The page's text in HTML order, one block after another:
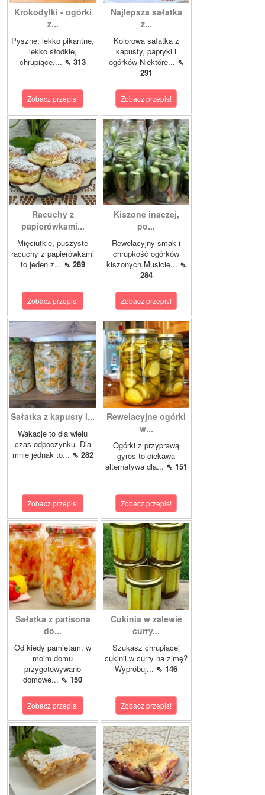
Krokodylki - ogórki
z...
Pyszne, lekko pikantne,
lekko słodkie,
chrupiące,... ⇖ 313
Zobacz przepis!
Najlepsza sałatka
z...
Kolorowa sałatka z
kapusty, papryki i
ogórków Niektóre... ⇖
291
Zobacz przepis!
Racuchy z
papierówkami...
Mięciutkie, puszyste
racuchy z papierówkami
to jeden z... ⇖ 289
Zobacz przepis!
Kiszone inaczej,
po...
Rewelacyjny smak i
chrupkość ogórków
kiszonych.Musicie... ⇖
284
Zobacz przepis!
Sałatka z kapusty i...
Wakacje to dla wielu
czas odpoczynku. Dla
mnie jednak to... ⇖ 282
Zobacz przepis!
Rewelacyjne ogórki
w...
Ogórki z przyprawą
gyros to ciekawa
alternatywa dla... ⇖ 151
Zobacz przepis!
Sałatka z patisona
do...
Od kiedy pamiętam, w
moim domu
przygotowywano
domowe... ⇖ 150
Zobacz przepis!
Cukinia w zalewie
curry...
Szukasz chrupiącej
cukinii w curry na zimę?
Wypróbuj... ⇖ 146
Zobacz przepis!